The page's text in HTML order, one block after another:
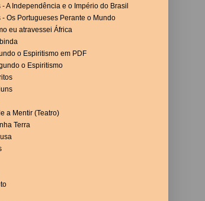
A Independência e o Império do Brasil
Os Portugueses Perante o Mundo
eu atravessei África
o Espiritismo em PDF
o Espiritismo
a Mentir (Teatro)
Terra